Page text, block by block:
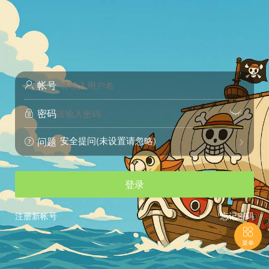
 帐号
 密码 
 问题 
安全提问(未设置请忽略)
登录
忘记密码
注册新帐号

菜单